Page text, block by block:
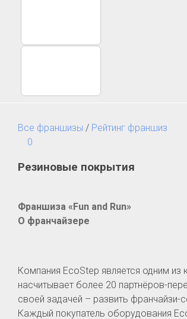
Все франшизы / Рейтинг франшиз
0
Резиновые покрытия
Франшиза «Fun and Run»
О франчайзере
Компания EcoStep является одним
насчитывает более 20 партнёров-
своей задачей – развить
Каждый покупатель оборудования